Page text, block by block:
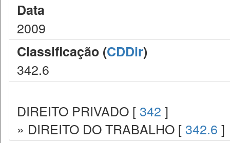
Data
2009
Classificação (CDDir)
342.6
DIREITO PRIVADO [ 342 ]
» DIREITO DO TRABALHO [ 342.6 ]